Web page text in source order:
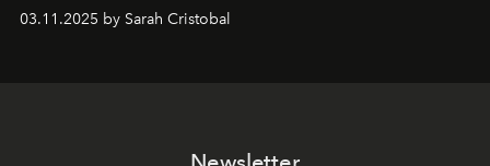
03.11.2025 by Sarah Cristobal